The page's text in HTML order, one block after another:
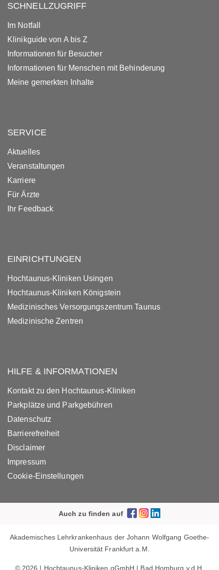
SCHNELLZUGRIFF
Im Notfall
Klinikguide von A bis Z
Informationen für Besucher
Informationen für Menschen mit Behinderung
Meine gemerkten Inhalte
SERVICE
Aktuelles
Veranstaltungen
Karriere
Für Ärzte
Ihr Feedback
EINRICHTUNGEN
Hochtaunus-Kliniken Usingen
Hochtaunus-Kliniken Königstein
Medizinisches Versorgungszentrum Taunus
Medizinische Zentren
HILFE & INFORMATIONEN
Kontakt zu den Hochtaunus-Kliniken
Parkplätze und Parkgebühren
Datenschutz
Barrierefreiheit
Disclaimer
Impressum
Cookie-Einstellungen
Auch zu finden auf
Akademisches Lehrkrankenhaus der Johann Wolfgang Goethe-
Universität Frankfurt a.M.
© 2026 | Hochtaunus-Kliniken gGmbH | Bad Homburg v.d.H.